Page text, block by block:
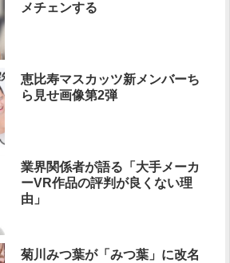
メチェンする
恵比寿マスカッツ新メンバーち
ら見せ画像第2弾
業界関係者が語る「大手メーカ
ーVR作品の評判が良くない理
由」
菊川みつ葉が「みつ葉」に改名